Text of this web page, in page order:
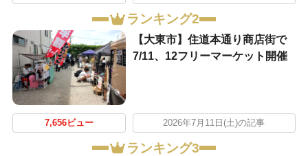
ランキング2
【大東市】住道本通り商店街で
7/11、12フリーマーケット開催
7,656ビュー 2026年7月11日(土)の記事
ランキング3